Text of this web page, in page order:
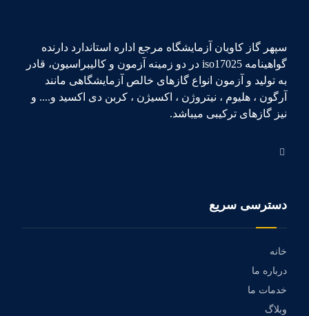
سپهر گاز کاویان آزمایشگاه مرجع اداره استاندارد دارنده
گواهینامه iso17025 در دو زمینه آزمون و کالیبراسیون، قادر
به تولید و آزمون انواع گازهای خالص آزمایشگاهی مانند
آرگون ، هلیوم ، نیتروژن ، اکسیژن ، کربن دی اکسید و.... و
نیز گازهای ترکیبی میباشد.
دسترسی سریع
خانه
درباره ما
خدمات ما
وبلاگ